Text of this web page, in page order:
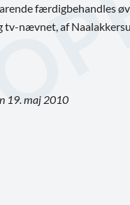
færdigbehandles
tv-nævnet, af
19. maj 2010